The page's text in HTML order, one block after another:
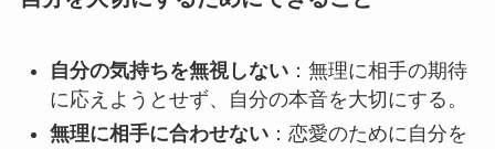
自分の気持ちを無視しない：無理に相手の期待
に応えようとせず、自分の本音を大切にする。
無理に相手に合わせない：恋愛のために自分を